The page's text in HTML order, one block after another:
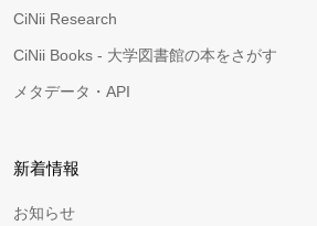
CiNii Research
CiNii Books - 大学図書館の本をさがす
メタデータ・API
新着情報
お知らせ